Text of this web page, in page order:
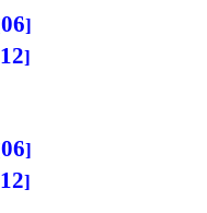
06
12
06
12